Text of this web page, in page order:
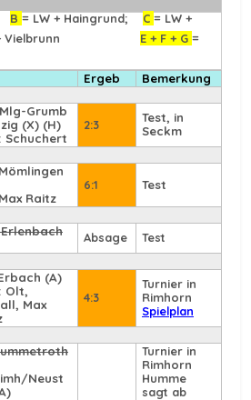
B = LW + Haingrund;C = LW +
+ Vielbrunn E + F + G =
Ergeb
Bemerkung
Grumb
(X) (H)
Schuchert
2:3
Test, in
Seckm
Raitz
6:1 Test
Absage
Test
(A)
Olt,
Max
4:3
Turnier in
Rimhorn
Spielplan
Neust
Turnier in
Rimhorn
Humme
sagt ab